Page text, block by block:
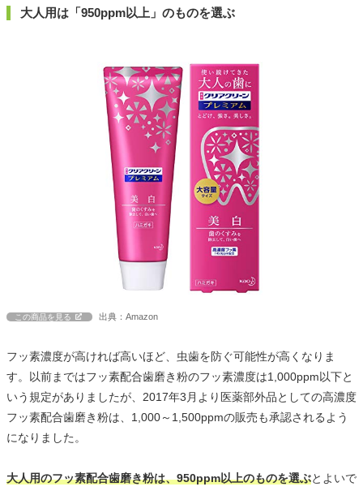
大人用は「950ppm以上」のものを選ぶ
この商品を見る 出典：Amazon
フッ素濃度が高ければ高いほど、虫歯を防ぐ可能性が高くなりま
す。以前まではフッ素配合歯磨き粉のフッ素濃度は1,000ppm以下と
いう規定がありましたが、2017年3月より医薬部外品としての高濃度
フッ素配合歯磨き粉は、1,000～1,500ppmの販売も承認されるよう
になりました。
大人用のフッ素配合歯磨き粉は、950ppm以上のものを選ぶとよいで